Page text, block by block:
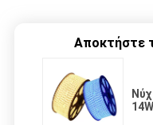
Αποκτήστε